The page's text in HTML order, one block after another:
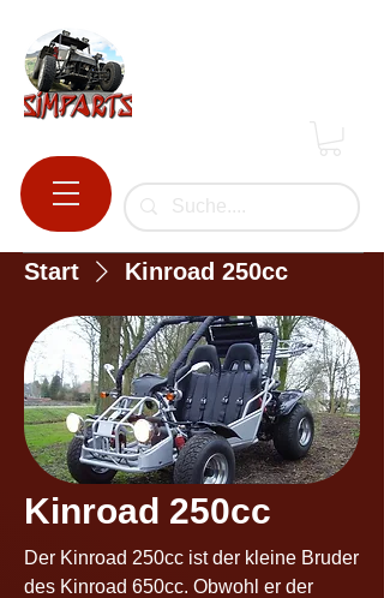
Start Kinroad 250cc
Kinroad 250cc
Der Kinroad 250cc ist der kleine Bruder
des Kinroad 650cc. Obwohl er der